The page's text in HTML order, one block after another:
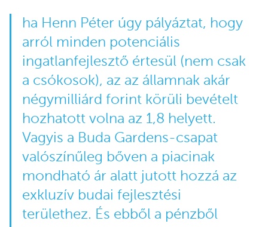
ha Henn Péter úgy pályáztat, hogy
arról minden potenciális
ingatlanfejlesztő értesül (nem csak
a csókosok), az az államnak akár
négymilliárd forint körüli bevételt
hozhatott volna az 1,8 helyett.
Vagyis a Buda Gardens-csapat
valószínűleg bőven a piacinak
mondható ár alatt jutott hozzá az
exkluzív budai fejlesztési
területhez. És ebből a pénzből